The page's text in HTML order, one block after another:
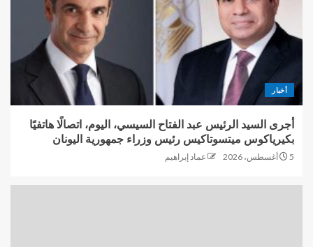
أخبار
أجرى السيد الرئيس عبد الفتاح السيسي، اليوم، اتصالًا هاتفيًا
بكيرياكوس ميتسوتاكيس رئيس وزراء جمهورية اليونان
5 أغسطس، 2026 عماد إبراهيم